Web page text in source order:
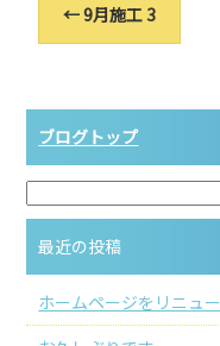
←9月施工 3
ブログトップ
最近の投稿
ホームページをリニュ